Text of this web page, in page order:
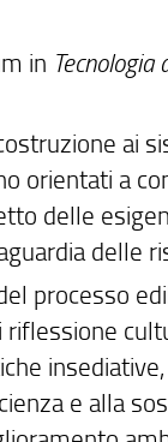
in
ai
orientati a
delle
delle
processo
e alla